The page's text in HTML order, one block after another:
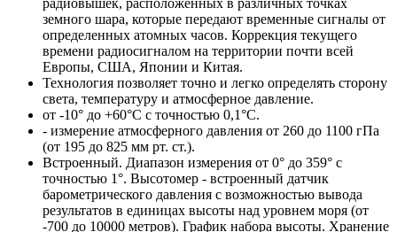
земного шара, которые передают временные сигналы от
определенных атомных часов. Коррекция текущего
времени радиосигналом на территории почти всей
Европы, США, Японии и Китая.
Технология позволяет точно и легко определять сторону
света, температуру и атмосферное давление.
от -10° до +60°С с точностью 0,1°C.
- измерение атмосферного давления от 260 до 1100 гПа
(от 195 до 825 мм рт. ст.).
Встроенный. Диапазон измерения от 0° до 359° с
точностью 1°. Высотомер - встроенный датчик
барометрического давления с возможностью вывода
результатов в единицах высоты над уровнем моря (от
-700 до 10000 метров). График набора высоты. Хранение